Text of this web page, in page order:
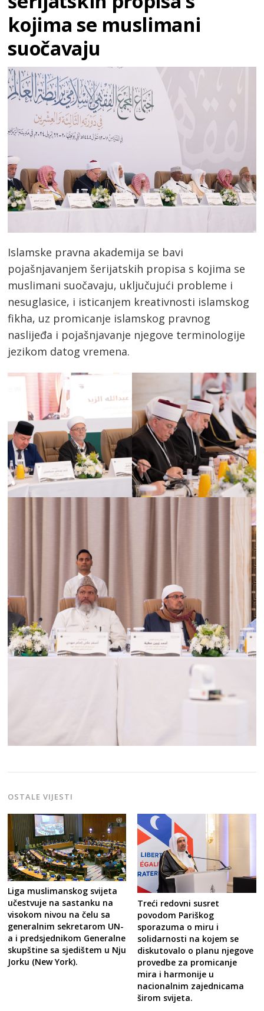
kojima se muslimani
suočavaju
Islamske pravna akademija se bavi
pojašnjavanjem šerijatskih propisa s kojima se
muslimani suočavaju, uključujući probleme i
nesuglasice, i isticanjem kreativnosti islamskog
fikha, uz promicanje islamskog pravnog
naslijeđa i pojašnjavanje njegove terminologije
jezikom datog vremena.
OSTALE VIJESTI
Liga muslimanskog svijeta
učestvuje na sastanku na
visokom nivou na čelu sa
generalnim sekretarom UN-
a i predsjednikom Generalne
skupštine sa sjedištem u Nju
Jorku (New York).
Treći redovni susret
povodom Pariškog
sporazuma o miru i
solidarnosti na kojem se
diskutovalo o planu njegove
provedbe za promicanje
mira i harmonije u
nacionalnim zajednicama
širom svijeta.